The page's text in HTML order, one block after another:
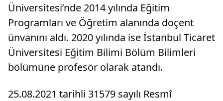
Üniversitesi’nde 2014 yılında Eğitim
Programları ve Öğretim alanında doçent
ünvanını aldı. 2020 yılında ise İstanbul Ticaret
Üniversitesi Eğitim Bilimi Bölüm Bilimleri
bölümüne profesör olarak atandı.
25.08.2021 tarihli 31579 sayılı Resmî